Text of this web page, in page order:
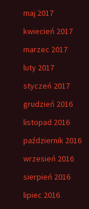
maj 2017
kwiecień 2017
marzec 2017
luty 2017
styczeń 2017
grudzień 2016
listopad 2016
październik 2016
wrzesień 2016
sierpień 2016
lipiec 2016